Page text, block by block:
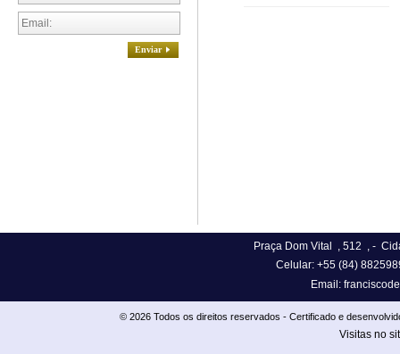
Enviar
Praça Dom Vital , 512 , -
Celular: +55 (84)
Email:
© 2026 Todos os direitos reservados - Certificado e
Visitas no